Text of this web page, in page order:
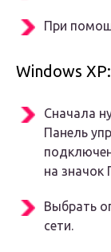
При
Windows XP:
Сначала
Панель
на значок
Выбрать
сети.